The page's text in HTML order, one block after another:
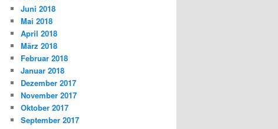
Juni 2018
Mai 2018
April 2018
März 2018
Februar 2018
Januar 2018
Dezember 2017
November 2017
Oktober 2017
September 2017